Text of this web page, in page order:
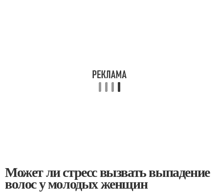
Может ли стресс вызвать выпадение
волос у молодых женщин